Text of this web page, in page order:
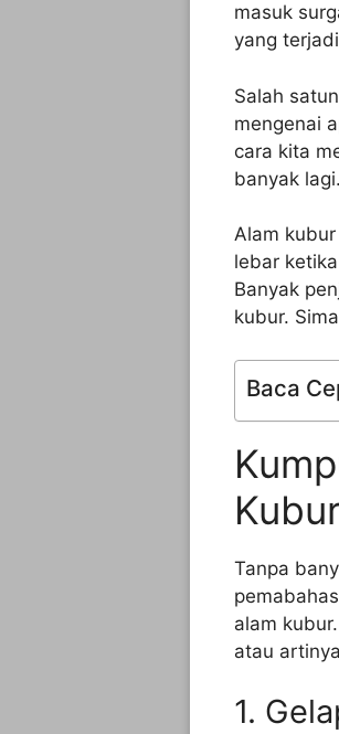
masuk
yang
Salah
mengenai
cara kita
banyak lagi.
Alam
lebar
Banyak
kubur.
Baca
Tanpa
alam
atau
1.